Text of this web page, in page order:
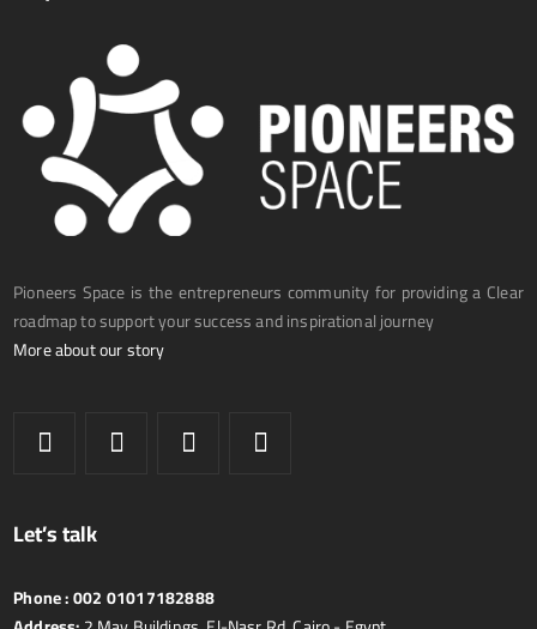
Pioneers Space is the entrepreneurs community for providing a Clear
roadmap to support your success and inspirational journey
More about our story
Let’s talk
Phone :002 01017182888